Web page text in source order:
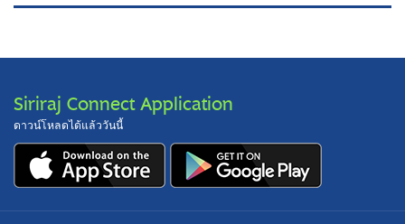
Siriraj Connect Application
ดาวน์โหลดได้แล้ววันนี้